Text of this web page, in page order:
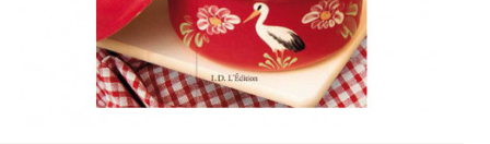
Mendiant aux cerises noires
Les traditions perdurent
Petit agneau de Pâques